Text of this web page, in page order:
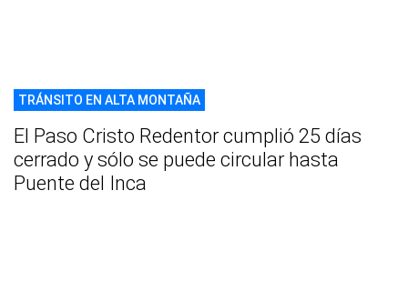
TRÁNSITO EN ALTA MONTAÑA
El Paso Cristo Redentor cumplió 25 días
cerrado y sólo se puede circular hasta
Puente del Inca